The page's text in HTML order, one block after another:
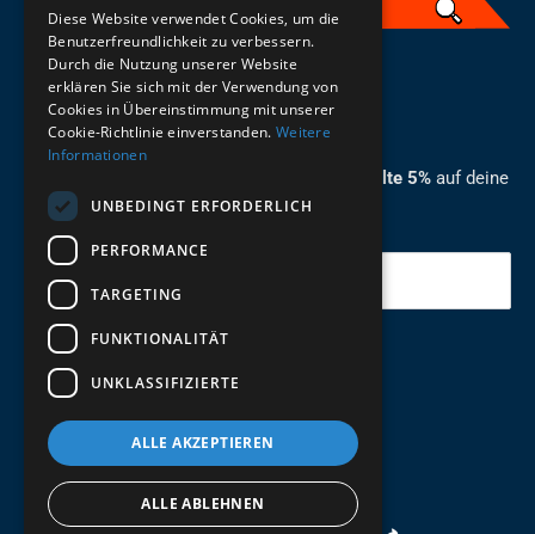
ZUM NEWSLETTER ANMELDEN
Melde dich jetzt zum Newsletter an und erhalte 5% auf deine
erste Bestellung.
Deine Email
Abschicken
German
Diese Website verwendet Cookies, um die
Benutzerfreundlichkeit zu verbessern.
Durch die Nutzung unserer Website
erklären Sie sich mit der Verwendung von
Cookies in Übereinstimmung mit unserer
Cookie-Richtlinie einverstanden. Weitere
Informationen
UNBEDINGT ERFORDERLICH
PERFORMANCE
TARGETING
FUNKTIONALITÄT
UNKLASSIFIZIERTE
ALLE AKZEPTIEREN
ALLE ABLEHNEN